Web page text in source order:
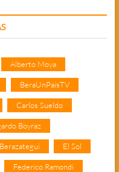
Alberto Moya
BeraUnPaisTV
Carlos Sueldo
Boyraz
El Sol
Federico Ramondi